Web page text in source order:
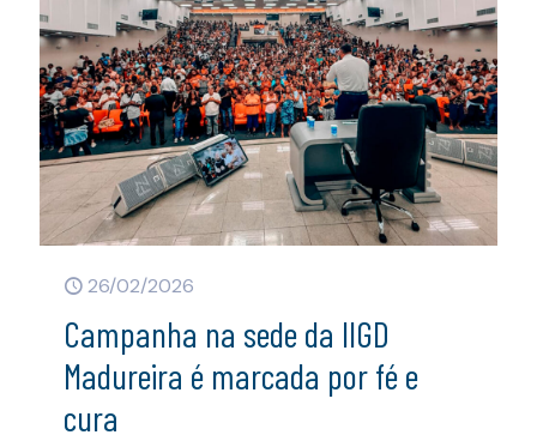
26/02/2026
Campanha na sede da IIGD
Madureira é marcada por fé e
cura